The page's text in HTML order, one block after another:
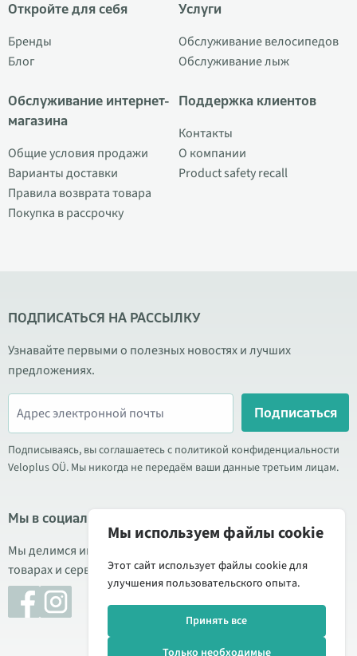
Откройте для себя
Бренды
Блог
Обслуживание интернет-
магазина
Общие условия продажи
Варианты доставки
Правила возврата товара
Покупка в рассрочку
Услуги
Обслуживание велосипедов
Обслуживание лыж
Поддержка клиентов
Контакты
О компании
Product safety recall
ПОДПИСАТЬСЯ НА РАССЫЛКУ
Узнавайте первыми о полезных новостях и лучших
предложениях.
Подписаться
Подписываясь, вы соглашаетесь с политикой конфиденциальности
Veloplus OÜ. Мы никогда не передаём ваши данные третьим лицам.
Мы в социальных сетях
Мы делимся информацией о выгодных акциях, новых
товарах и сервисе. Иногда публикуем обзоры продукции.
Мы используем файлы cookie
Этот сайт использует файлы cookie для
улучшения пользовательского опыта.
Принять все